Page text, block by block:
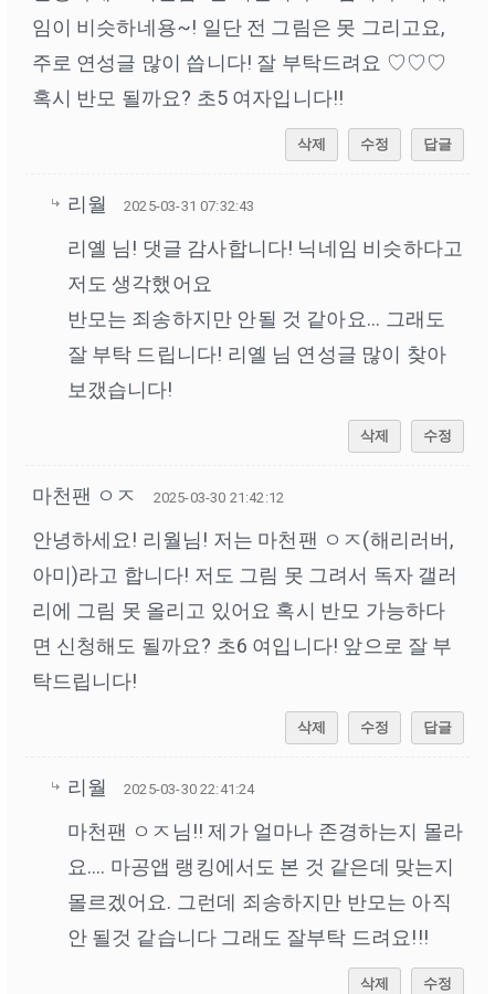
임이 비슷하네용~! 일단 전 그림은 못 그리고요,
주로 연성글 많이 씁니다! 잘 부탁드려요 ♡♡♡
혹시 반모 될까요? 초5 여자입니다!!
삭제 수정 답글
리월 2025-03-31 07:32:43
리옐 님! 댓글 감사합니다! 닉네임 비슷하다고
저도 생각했어요
반모는 죄송하지만 안될 것 같아요... 그래도
잘 부탁 드립니다! 리옐 님 연성글 많이 찾아
보갰습니다!
삭제 수정
마천팬 ㅇㅈ 2025-03-30 21:42:12
안녕하세요! 리월님! 저는 마천팬 ㅇㅈ(해리러버,
아미)라고 합니다! 저도 그림 못 그려서 독자 갤러
리에 그림 못 올리고 있어요 혹시 반모 가능하다
면 신청해도 될까요? 초6 여입니다! 앞으로 잘 부
탁드립니다!
삭제 수정 답글
리월 2025-03-30 22:41:24
마천팬 ㅇㅈ님!! 제가 얼마나 존경하는지 몰라
요.... 마공앱 랭킹에서도 본 것 같은데 맞는지
몰르겠어요. 그런데 죄송하지만 반모는 아직
안 될것 같습니다 그래도 잘부탁 드려요!!!
삭제 수정